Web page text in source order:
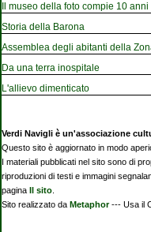
Il museo della foto compie 10 anni
Storia della Barona
Assemblea degli abitanti della
Da una terra inospitale
L'allievo dimenticato
Verdi Navigli è un'associazione
Questo sito è aggiornato in modo
I materiali pubblicati nel sito sono di
riproduzioni di testi e immagini
pagina
Il sito
Sito realizzato da Metaphor--- Usa il